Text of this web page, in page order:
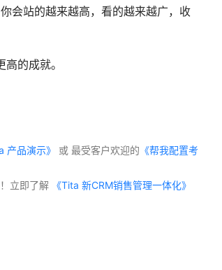
会站的越来越高，看的越来越广，收
的成就。
产品演示》 或 最受客户欢迎的 《帮我配置考
立即了解